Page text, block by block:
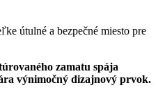
útulné a bezpečné miesto pre
zamatu spája
výnimočný dizajnový prvok.